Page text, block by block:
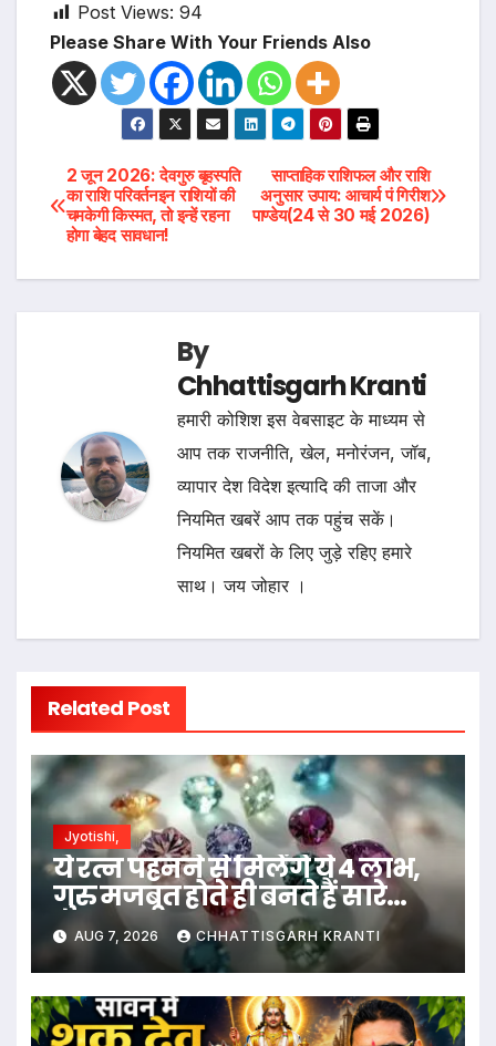
Post Views: 94
Please Share With Your Friends Also
Post
navigation
साप्ताहिक राशिफल और राशि
अनुसार उपाय: आचार्य पं गिरीश
पाण्डेय(24 से 30 मई 2026)
2 जून 2026: देवगुरु बृहस्पति
का राशि परिवर्तनइन राशियों की
चमकेगी किस्मत, तो इन्हें रहना
होगा बेहद सावधान!
By
Chhattisgarh Kranti
हमारी कोशिश इस वेबसाइट के माध्यम से
आप तक राजनीति, खेल, मनोरंजन, जॉब,
व्यापार देश विदेश इत्यादि की ताजा और
नियमित खबरें आप तक पहुंच सकें।
नियमित खबरों के लिए जुड़े रहिए हमारे
साथ। जय जोहार ।
Related Post
Jyotishi,
ये रत्न पहनने से मिलेंगे ये 4 लाभ,
गुरु मजबूत होते ही बनते हैं सारे
काम…
AUG 7, 2026 CHHATTISGARH KRANTI